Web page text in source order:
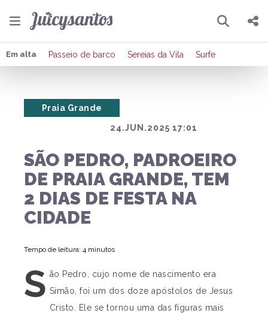
Pesquisar
Compartilhar
Publicar no X
Em alta Passeio de barco Sereias da Vila Surfe
24.JUN.2025 17:01
Praia Grande
SÃO PEDRO, PADROEIRO
DE PRAIA GRANDE, TEM
2 DIAS DE FESTA NA
CIDADE
Tempo de leitura: 4 minutos
S ão Pedro, cujo nome de nascimento era
Simão, foi um dos doze apóstolos de Jesus
Cristo. Ele se tornou uma das figuras mais